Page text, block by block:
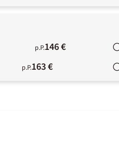
p.P.146 €
p.P.163 €